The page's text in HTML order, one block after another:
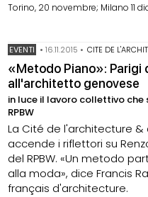
Torino, 20 novembre; Milano 11
EVENTI •16.11.2015 • CITE DE
«Metodo Piano»: Parigi
all'architetto genovese
in luce il lavoro collettivo
RPBW
La Cité de l'architecture &
accende i riflettori su
del RPBW. «Un metodo
alla moda», dice Francis
français d'architecture.